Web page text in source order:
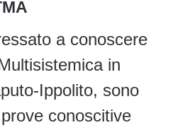
a conoscere
in
Ippolito, sono
conoscitive